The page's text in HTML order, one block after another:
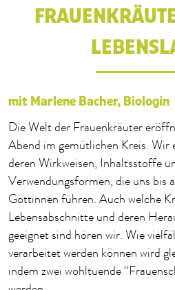
mit Marlene Bacher, Biologin
Die Welt der Frauenkräuter
Abend im gemütlichen Kreis. Wir
deren Wirkweisen, Inhaltsstoffe
Verwendungsformen, die uns bis
Göttinnen führen. Auch welche
Lebensabschnitte und deren
geeignet sind hören wir. Wie
verarbeitet werden können wird
indem zwei wohltuende